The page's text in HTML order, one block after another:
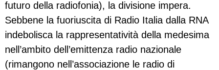
futuro della radiofonia), la divisione impera.
Sebbene la fuoriuscita di Radio Italia dalla RNA
indebolisca la rappresentatività della medesima
nell’ambito dell’emittenza radio nazionale
(rimangono nell’associazione le radio di